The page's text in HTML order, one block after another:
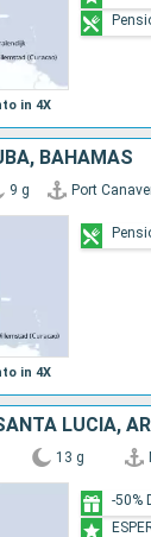
in 4X
BAHAMAS
in 4X
9 g Port
13 g
-50%